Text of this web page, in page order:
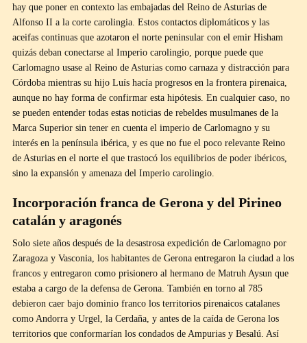
hay que poner en contexto las embajadas del Reino de Asturias de
Alfonso II a la corte carolingia. Estos contactos diplomáticos y las
aceifas continuas que azotaron el norte peninsular con el emir Hisham
quizás deban conectarse al Imperio carolingio, porque puede que
Carlomagno usase al Reino de Asturias como carnaza y distracción para
Córdoba mientras su hijo Luís hacía progresos en la frontera pirenaica,
aunque no hay forma de confirmar esta hipótesis. En cualquier caso, no
se pueden entender todas estas noticias de rebeldes musulmanes de la
Marca Superior sin tener en cuenta el imperio de Carlomagno y su
interés en la península ibérica, y es que no fue el poco relevante Reino
de Asturias en el norte el que trastocó los equilibrios de poder ibéricos,
sino la expansión y amenaza del Imperio carolingio.
Incorporación franca de Gerona y del Pirineo
catalán y aragonés
Solo siete años después de la desastrosa expedición de Carlomagno por
Zaragoza y Vasconia, los habitantes de Gerona entregaron la ciudad a los
francos y entregaron como prisionero al hermano de Matruh Aysun que
estaba a cargo de la defensa de Gerona. También en torno al 785
debieron caer bajo dominio franco los territorios pirenaicos catalanes
como Andorra y Urgel, la Cerdaña, y antes de la caída de Gerona los
territorios que conformarían los condados de Ampurias y Besalú. Así